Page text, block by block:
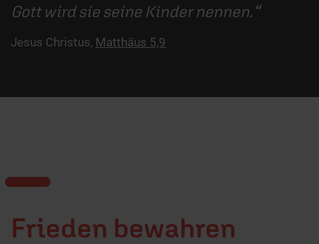
Gott wird sie seine Kinder nennen.
Jesus Christus, Matthäus 5,9
Frieden bewahren